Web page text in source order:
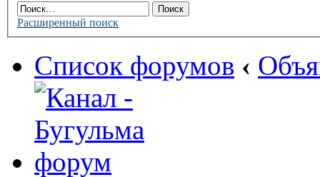
Расширенный поиск
Список форумов ‹